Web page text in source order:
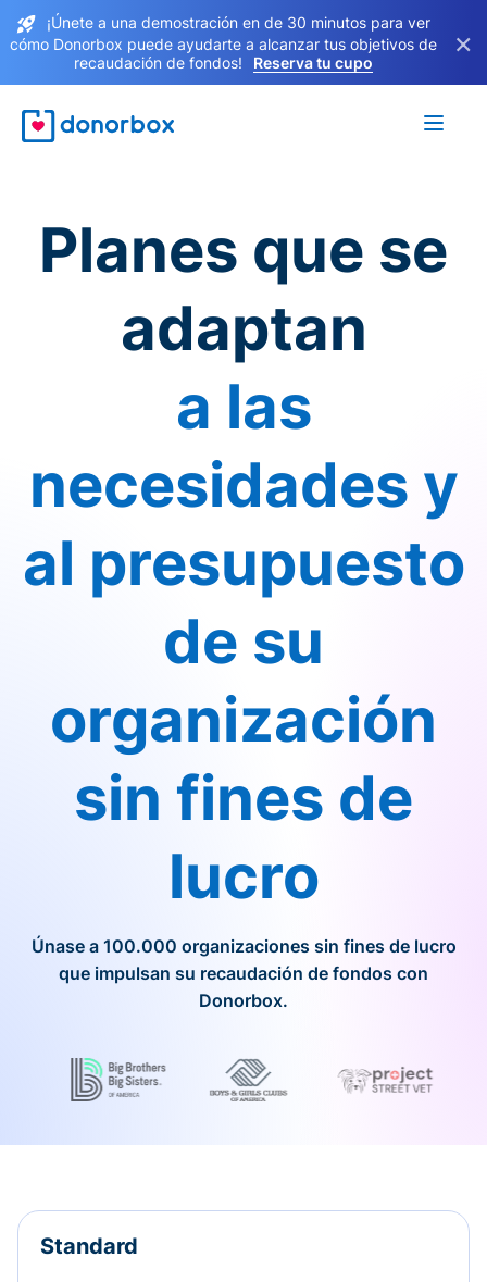
¡Únete a una demostración en de 30 minutos para ver
cómo Donorbox puede ayudarte a alcanzar tus objetivos de
recaudación de fondos!
Reserva tu cupo
×
Planes que se
adaptan
a las
necesidades y
al presupuesto
de su
organización
sin fines de
lucro
Únase a 100.000 organizaciones sin fines de lucro
que impulsan su recaudación de fondos con
Donorbox.
Standard